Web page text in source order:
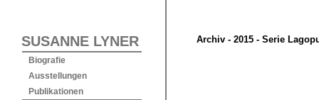
SUSANNE LYNER
Biografie
Ausstellungen
Publikationen
Archiv - 2015 - Serie